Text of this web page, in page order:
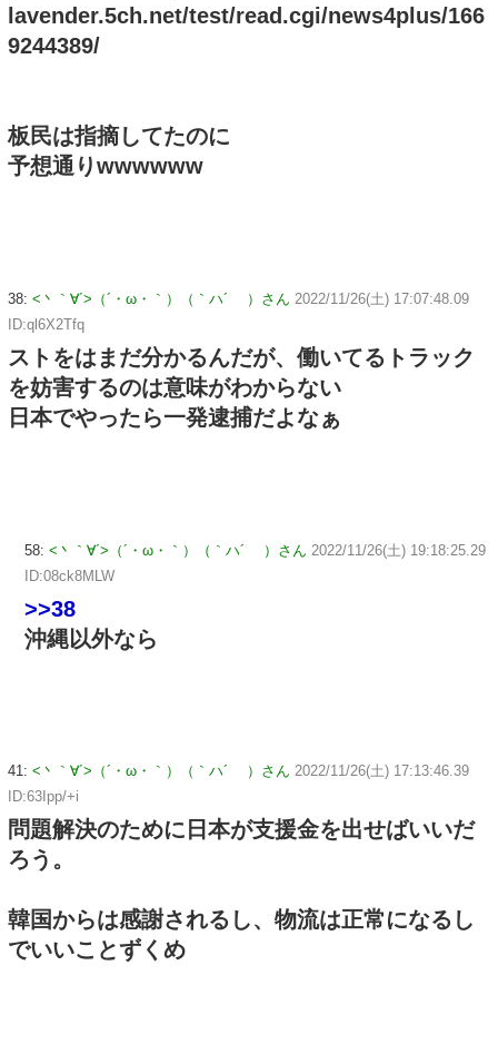
lavender.5ch.net/test/read.cgi/news4plus/166
9244389/
板民は指摘してたのに
予想通りwwwwww
38: <丶｀∀´>（´・ω・｀）（｀ハ´ ）さん 2022/11/26(土) 17:07:48.09
ID:ql6X2Tfq
ストをはまだ分かるんだが、働いてるトラック
を妨害するのは意味がわからない
日本でやったら一発逮捕だよなぁ
58: <丶｀∀´>（´・ω・｀）（｀ハ´ ）さん 2022/11/26(土) 19:18:25.29
ID:08ck8MLW
>>38
沖縄以外なら
41: <丶｀∀´>（´・ω・｀）（｀ハ´ ）さん 2022/11/26(土) 17:13:46.39
ID:63Ipp/+i
問題解決のために日本が支援金を出せばいいだ
ろう。
韓国からは感謝されるし、物流は正常になるし
でいいことずくめ